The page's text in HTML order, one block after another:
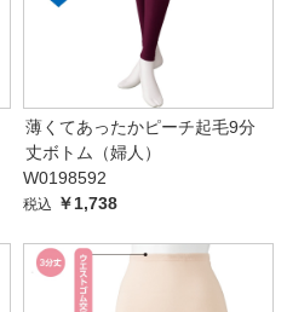
薄くてあったかピーチ起毛9分
丈ボトム（婦人）
W0198592
税込 ￥1,738